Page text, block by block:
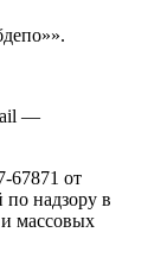
—
от
надзору в
массовых